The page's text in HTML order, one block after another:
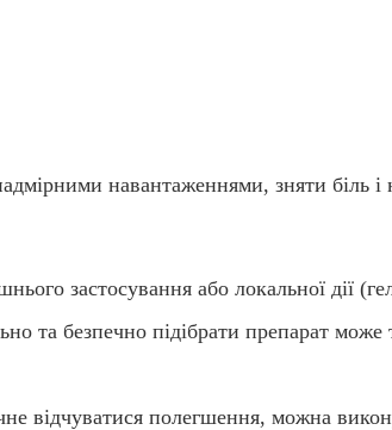
навантаженнями, зняти біль і
застосування або локальної дії
та безпечно підібрати препарат може
відчуватися полегшення, можна